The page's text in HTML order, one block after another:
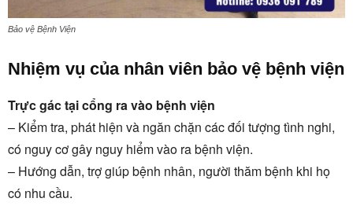
Bảo vệ Bệnh Viện
Nhiệm vụ của nhân viên bảo vệ bệnh viện
Trực gác tại cổng ra vào bệnh viện
– Kiểm tra, phát hiện và ngăn chặn các đối tượng tình nghi,
có nguy cơ gây nguy hiểm vào ra bệnh viện.
– Hướng dẫn, trợ giúp bệnh nhân, người thăm bệnh khi họ
có nhu cầu.